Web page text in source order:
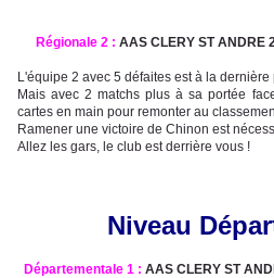
Régionale 2 : AAS CLERY ST ANDRE
L'équipe 2 avec 5 défaites est à la
Mais avec 2 matchs plus à sa portée
cartes en main pour remonter au
Ramener une victoire de Chinon est
Allez les gars, le club est derrière vous !
Niveau
Départementale 1 : AAS CLERY ST